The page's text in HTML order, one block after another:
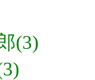
(3)